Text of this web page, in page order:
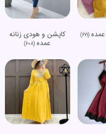
عمده(671)
کاپشن و هودی زنانه
عمده (608)